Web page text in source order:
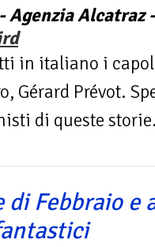
Agenzia Alcatraz -
in italiano i
Gérard Prévot.
di queste
di Febbraio e